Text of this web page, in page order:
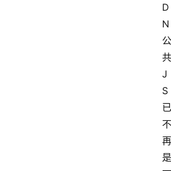
D
N
公
共
J
S
已
不
再
是